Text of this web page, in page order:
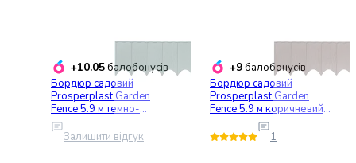
для
Засоби
видалення
+10.05балобонусів
Бордюр садовий
Prosperplast Garden
Fence 5.9 м темно-
зелений (IKRR-G851)
Залишити відгук
+9балобонусів
Бордюр садовий
Prosperplast Garden
Fence 5.9 м коричневий
(IKRR-R222)
1